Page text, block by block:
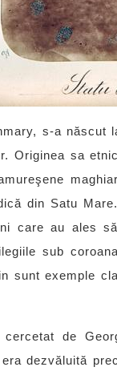
s-a născut
Originea sa
din Satu
care au ales
sub
sunt exemple
de
dezvăluită